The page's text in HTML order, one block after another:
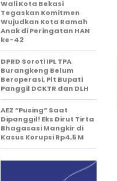
Wali Kota Bekasi
Tegaskan Komitmen
Wujudkan Kota Ramah
Anak di Peringatan HAN
ke-42
DPRD Soroti IPL TPA
Burangkeng Belum
Beroperasi, Plt Bupati
Panggil DCKTR dan DLH
AEZ “Pusing” Saat
Dipanggil! Eks Dirut Tirta
Bhagasasi Mangkir di
Kasus Korupsi Rp4,5 M